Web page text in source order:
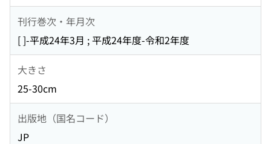
刊行巻次・年月次
[ ]-平成24年3月 ; 平成24年度-令和2年度
大きさ
25-30cm
出版地（国名コード）
JP